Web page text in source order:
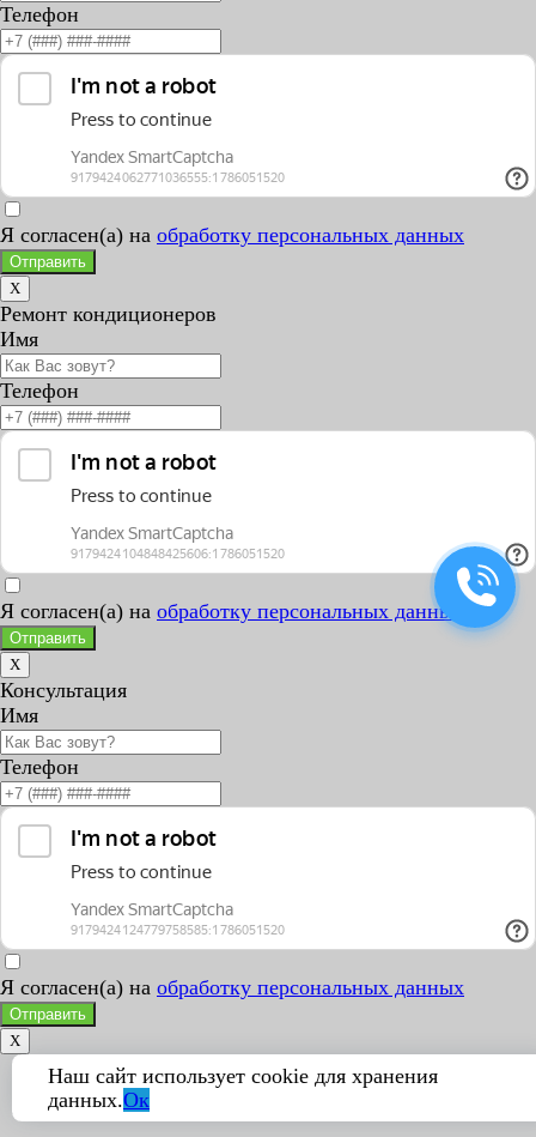
Телефон
Я согласен(а) на обработку персональных данных
Отправить
X
Ремонт кондиционеров
Имя
Телефон
Я согласен(а) на обработку персональных данных
Отправить
X
Консультация
Имя
Телефон
Я согласен(а) на обработку персональных данных
Отправить
X
Наш сайт использует cookie для хранения
данных.Ок